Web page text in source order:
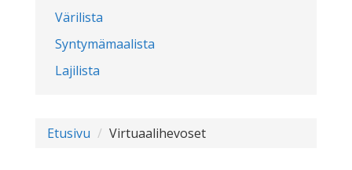
Värilista
Syntymämaalista
Lajilista
Etusivu Virtuaalihevoset